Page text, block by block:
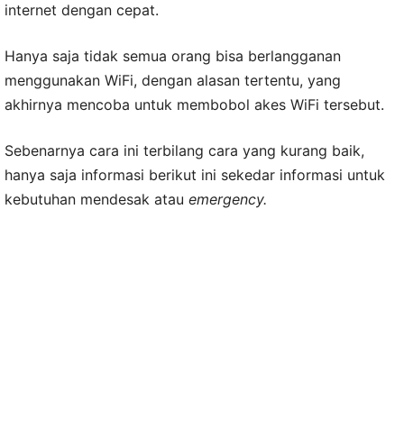
internet dengan cepat.
Hanya saja tidak semua orang bisa berlangganan
menggunakan WiFi, dengan alasan tertentu, yang
akhirnya mencoba untuk membobol akes WiFi tersebut.
Sebenarnya cara ini terbilang cara yang kurang baik,
hanya saja informasi berikut ini sekedar informasi untuk
kebutuhan mendesak atau emergency.